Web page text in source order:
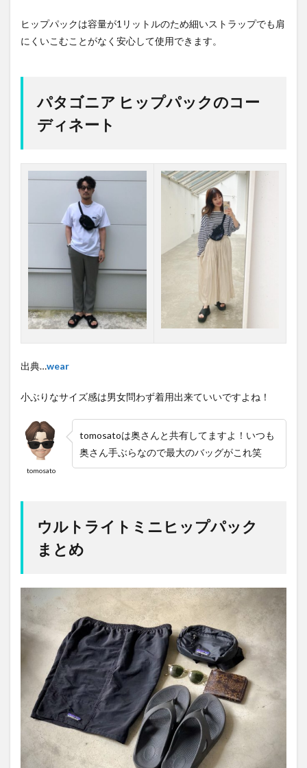
ヒップパックは容量が1リットルのため細いストラップでも肩
にくいこむことがなく安心して使用できます。
パタゴニア ヒップパックのコー
ディネート
出典…wear
小ぶりなサイズ感は男女問わず着用出来ていいですよね！
tomosato
tomosatoは奥さんと共有してますよ！いつも
奥さん手ぶらなので最大のバッグがこれ笑
ウルトライトミニヒップパック
まとめ